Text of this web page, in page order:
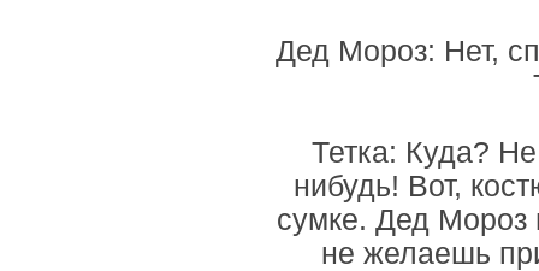
Дед Мороз: Нет,
Тетка: Куда?
нибудь! Вот,
сумке. Дед Мороз
не желаешь